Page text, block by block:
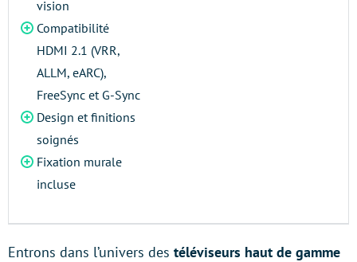
vision
Compatibilité
HDMI 2.1 (VRR,
ALLM, eARC),
FreeSync et G-Sync
Design et finitions
soignés
Fixation murale
incluse
Entrons dans l’univers des téléviseurs haut de gamme